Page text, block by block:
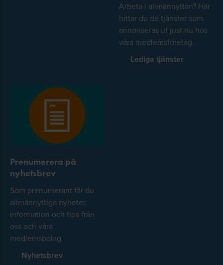
Arbeta i allmännyttan? Här
hittar du de tjänster som
annonseras ut just nu hos
våra medlemsföretag.
Lediga tjänster
Prenumerera på
nyhetsbrev
Som prenumerant får du
allmännyttiga nyheter,
information och tips från
oss och våra
medlemsbolag.
Nyhetsbrev